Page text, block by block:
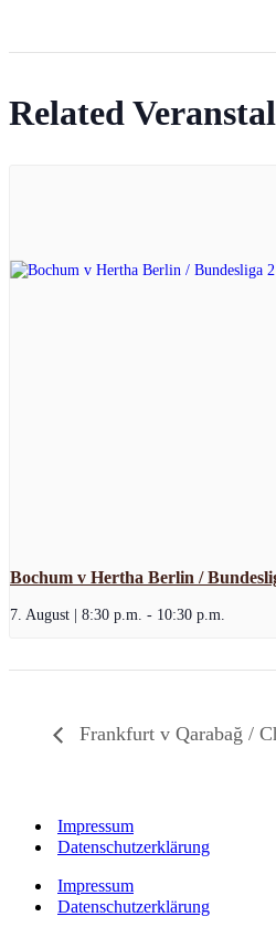
Related
Bochum v Hertha Berlin /
7. August | 8:30 p.m. - 10:30 p.m.
Frankfurt v Qarabağ /
Impressum
Datenschutzerklärung
Impressum
Datenschutzerklärung